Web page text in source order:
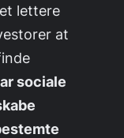
lettere
at
sociale